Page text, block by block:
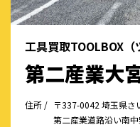
工具買取TOOLBOX（
第二産業大
住所 / 〒337-0042 埼玉県さ
第二産業道路沿い南